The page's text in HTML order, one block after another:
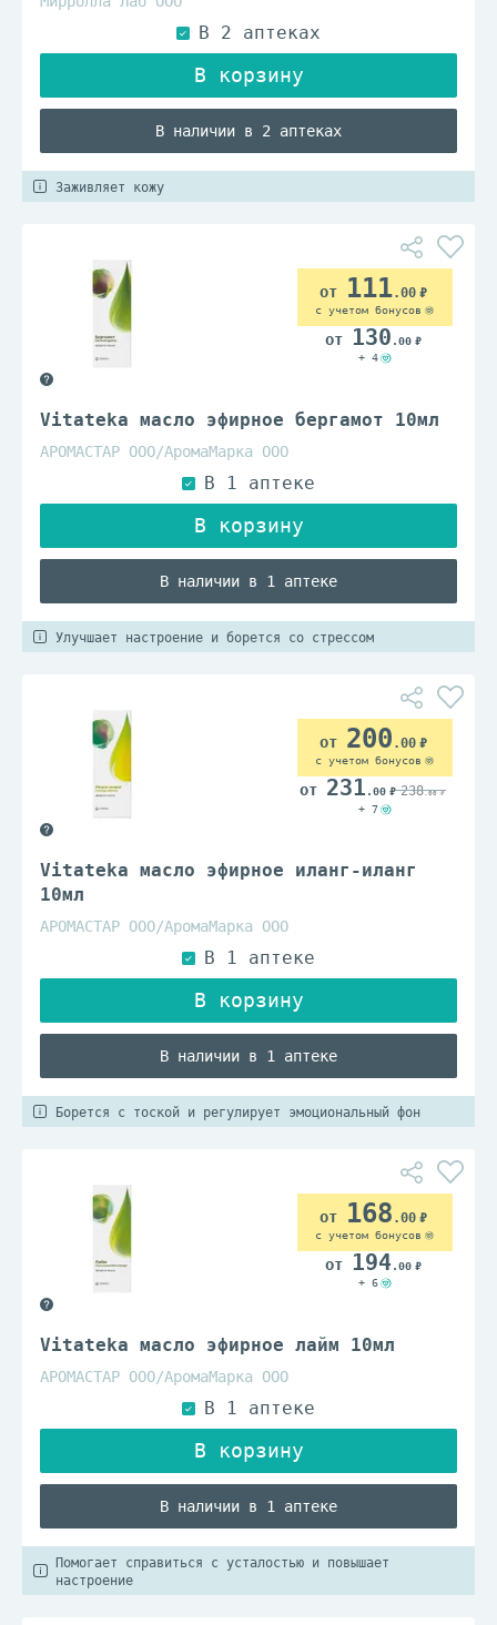
В наличии в 2 аптеках
Заживляет кожу
Vitateka масло эфирное бергамот 10мл
АРОМАСТАР ООО/АромаМарка ООО
В наличии в 1 аптеке
111.00
с учетом бонусов
130 .00
+ 4
Улучшает настроение и борется со стрессом
Vitateka масло эфирное иланг-иланг
10мл
АРОМАСТАР ООО/АромаМарка ООО
В наличии в 1 аптеке
200 .00
с учетом бонусов
231 .00 238.00
+ 7
Борется с тоской и регулирует эмоциональный фон
Vitateka масло эфирное лайм 10мл
АРОМАСТАР ООО/АромаМарка ООО
В наличии в 1 аптеке
168 .00
с учетом бонусов
194.00
+ 6
Помогает справиться с усталостью и повышает
настроение